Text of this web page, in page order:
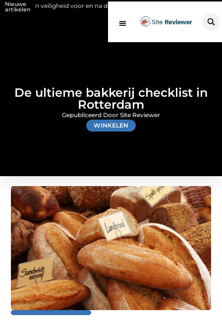
Nieuwe
artikelen
veiligheid voor en na de SCIOS-keuring van de stookinstallatie
De ultieme bakkerij checklist in
Rotterdam
WINKELEN
Gepubliceerd Door Site Reviewer